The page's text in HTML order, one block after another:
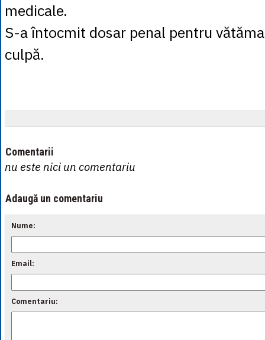
medicale.
S-a întocmit dosar penal pentru
culpă.
Comentarii
nu este nici un comentariu
Adaugă un comentariu
Nume:
Email:
Comentariu: